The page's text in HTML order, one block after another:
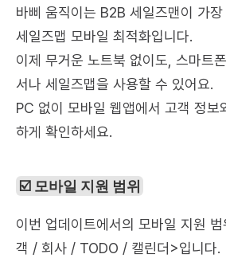
바삐 움직이는 B2B 세일즈맨이 가
세일즈맵 모바일 최적화입니다.
이제 무거운 노트북 없이도, 스마트
서나 세일즈맵을 사용할 수 있어요.
PC 없이 모바일 웹앱에서 고객 정보
하게 확인하세요.
☑️ 모바일 지원 범위
이번 업데이트에서의 모바일 지원
객 / 회사 / TODO / 캘린더>입니다.